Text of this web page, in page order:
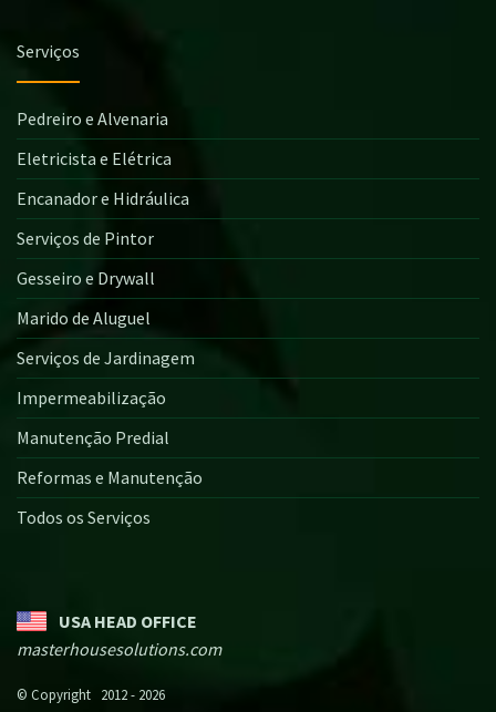
Serviços
Pedreiro e Alvenaria
Eletricista e Elétrica
Encanador e Hidráulica
Serviços de Pintor
Gesseiro e Drywall
Marido de Aluguel
Serviços de Jardinagem
Impermeabilização
Manutenção Predial
Reformas e Manutenção
Todos os Serviços
USA HEAD OFFICE
masterhousesolutions.com
© Copyright 2012 - 2026